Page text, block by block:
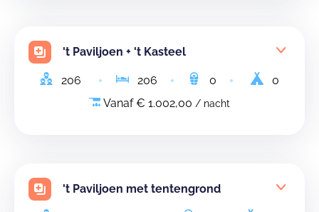
't Paviljoen + 't Kasteel
206 206 0
0
Vanaf € 1.002,00 / nacht
't Paviljoen met tentengrond